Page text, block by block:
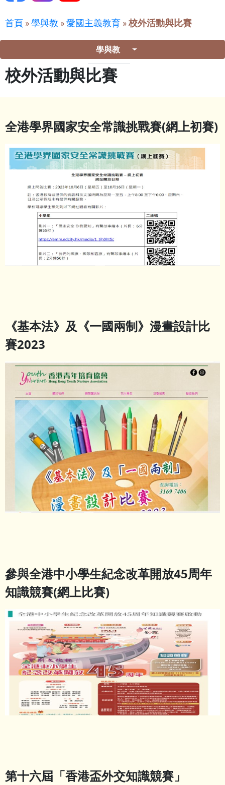
首頁 »學與教 »愛國主義教育 »校外活動與比賽
學與教
校外活動與比賽
全港學界國家安全常識挑戰賽(網上初賽)
《基本法》及《一國兩制》漫畫設計比
賽2023
參與全港中小學生紀念改革開放45周年
知識競賽(網上比賽)
第十六屆「香港盃外交知識競賽」